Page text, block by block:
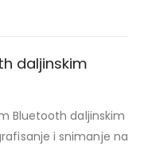
daljinskim
Bluetooth daljinskim
i snimanje na